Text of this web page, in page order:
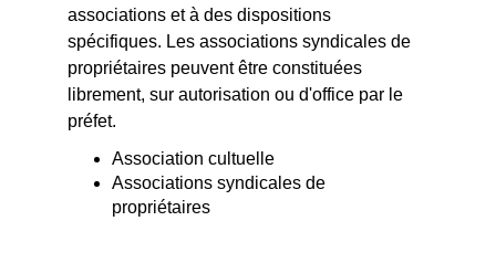
associations et à des dispositions
spécifiques. Les associations syndicales de
propriétaires peuvent être constituées
librement, sur autorisation ou d'office par le
préfet.
Association cultuelle
Associations syndicales de
propriétaires